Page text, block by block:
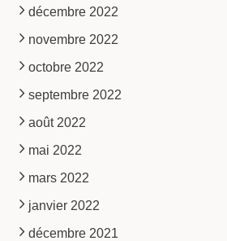
décembre 2022
novembre 2022
octobre 2022
septembre 2022
août 2022
mai 2022
mars 2022
janvier 2022
décembre 2021